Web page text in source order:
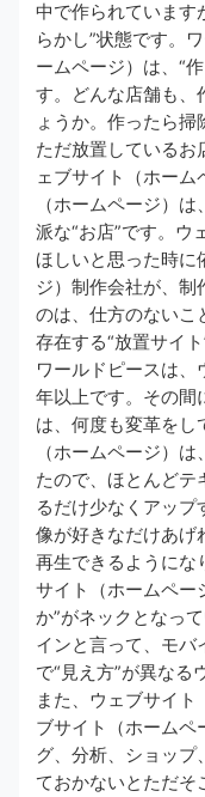
中で作られています
らかし”状態です。
ームページ）は、“
す。どんな店舗も、
ょうか。作ったら掃
ただ放置しているお
ェブサイト（ホーム
（ホームページ）
派な“お店”です。ウ
ほしいと思った時に
ジ）制作会社が、制
のは、仕方のないこ
存在する“放置サイ
ワールドピースは
年以上です。その間
は、何度も変革をし
（ホームページ）
たので、ほとんどテ
るだけ少なくアッ
像が好きなだけあげ
再生できるようにな
サイト（ホームペー
か”がネックとなっ
インと言って、モバ
で“見え方”が異なる
また、ウェブサイ
ブサイト（ホームペ
グ、分析、ショップ
ておかないとただそ